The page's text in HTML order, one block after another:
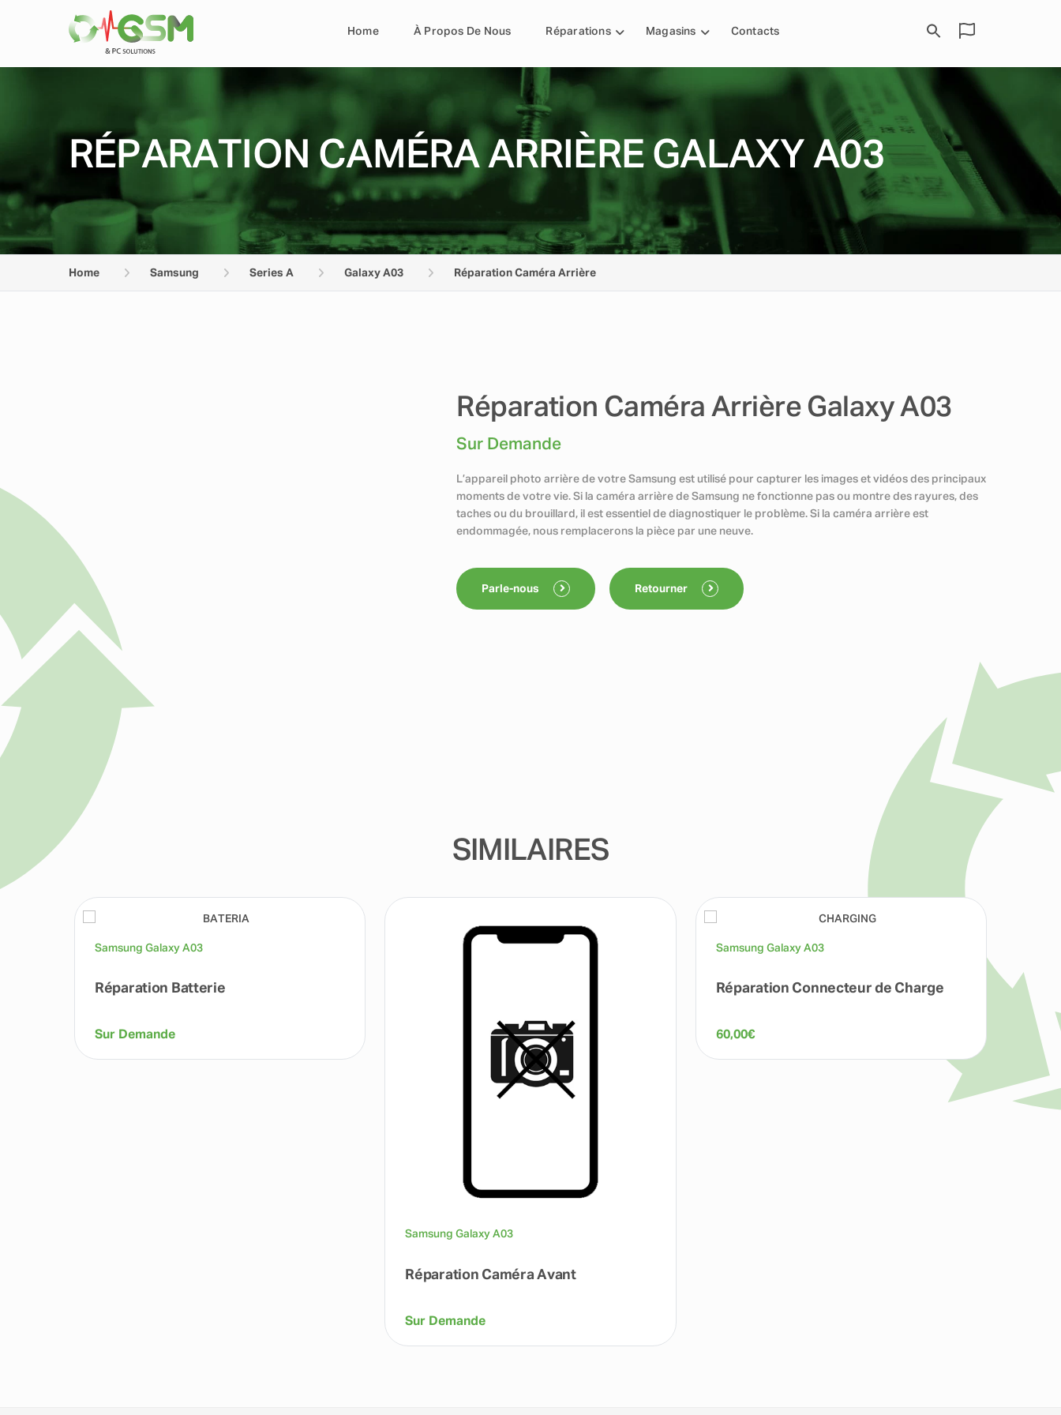
Home À Propos De Nous Réparations Magasins Contacts
RÉPARATION CAMÉRA ARRIÈRE GALAXY A03
Home Samsung Series A Galaxy A03 Réparation Caméra Arrière
Réparation Caméra Arrière Galaxy A03
Sur Demande
L’appareil photo arrière de votre Samsung est utilisé pour capturer les images et vidéos des principaux
moments de votre vie. Si la caméra arrière de Samsung ne fonctionne pas ou montre des rayures, des
taches ou du brouillard, il est essentiel de diagnostiquer le problème. Si la caméra arrière est
endommagée, nous remplacerons la pièce par une neuve.
Parle-nous Retourner
SIMILAIRES
Samsung Galaxy A03
Réparation Batterie
Sur Demande
Samsung Galaxy A03
Réparation Caméra Avant
Sur Demande
Samsung Galaxy A03
Réparation Connecteur de Charge
60,00€ 69,00